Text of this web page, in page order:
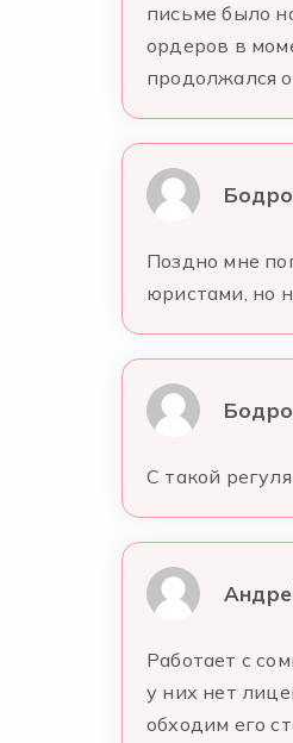
письме было
ордеров в
продолжался
Поздно мне
юристами, но
С такой
Работает с
у них нет
обходим его